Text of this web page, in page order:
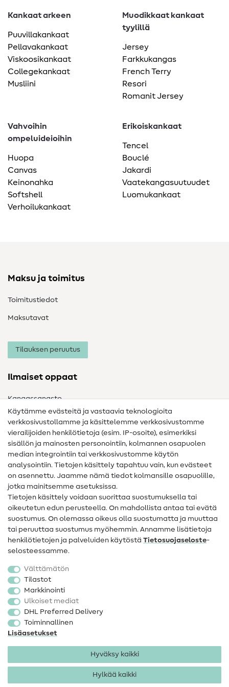
Kankaat arkeen
Puuvillakankaat
Pellavakankaat
Viskoosikankaat
Collegekankaat
Musliini
Muodikkaat kankaat
tyylillä
Jersey
Farkkukangas
French Terry
Resori
Romanit Jersey
Vahvoihin
ompeluideioihin
Huopa
Canvas
Keinonahka
Softshell
Verhoilukankaat
Erikoiskankaat
Tencel
Bouclé
Jakardi
Vaatekangasuutuudet
Luomukankaat
Maksu ja toimitus
Toimitustiedot
Maksutavat
Tilauksen peruutus
Ilmaiset oppaat
Kangassanasto
Ompelusanasto
Ompeluohjeet
Apua ja yhteystiedot
Yhteystiedot
Tietoa omistajanvaihdoksesta
Peruutusoikeus
Suosittu
Kankaat
Ompelutarvikkeet
Ale
Käytämme evästeitä ja vastaavia teknologioita
verkkosivustollamme ja käsittelemme verkkosivustomme
vierailijoiden henkilötietoja (esim. IP-osoite), esimerkiksi
sisällön ja mainosten personointiin, kolmannen osapuolen
median integrointiin tai verkkosivustomme käytön
analysointiin. Tietojen käsittely tapahtuu vain, kun evästeet
on asennettu. Jaamme nämä tiedot kolmansille osapuolille,
jotka mainitsemme asetuksissa.
Tietojen käsittely voidaan suorittaa suostumuksella tai
oikeutetun edun perusteella. On mahdollista antaa tai evätä
suostumus. On olemassa oikeus olla suostumatta ja muuttaa
tai peruuttaa suostumus myöhemmin. Annamme lisätietoja
henkilötietojen ja palveluiden käytöstä Tietosuojaseloste-
selosteessamme.
Välttämätön
Tilastot
Markkinointi
Ulkoiset mediat
DHL Preferred Delivery
Toiminnallinen
Lisäasetukset
Hyväksy kaikki
Hylkää kaikki
Tietosuoja
Käyttöehdot